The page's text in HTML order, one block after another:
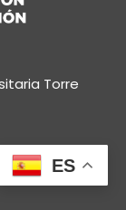
Torre
ES